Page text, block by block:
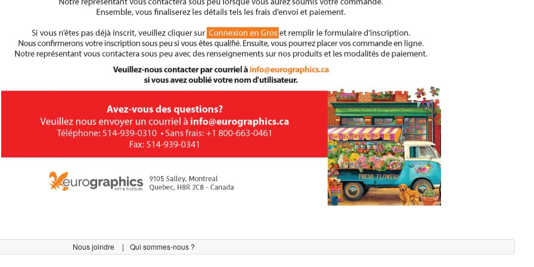
Nous joindre Qui sommes-nous ?